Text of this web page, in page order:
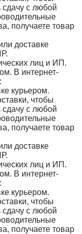
сдачу с любой
получаете товар
доставке
лиц и ИП.
В интернет-
курьером.
чтобы
сдачу с любой
получаете товар
доставке
лиц и ИП.
В интернет-
курьером.
чтобы
сдачу с любой
получаете товар